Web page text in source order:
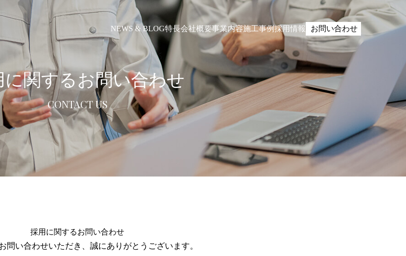
NEWS & BLOG特長会社概要事業内容施工事例採用情報 お問い合わせ
に関するお問い合わせ
CONTACT US
採用に関するお問い合わせ
問い合わせいただき、誠にありがとうございます。